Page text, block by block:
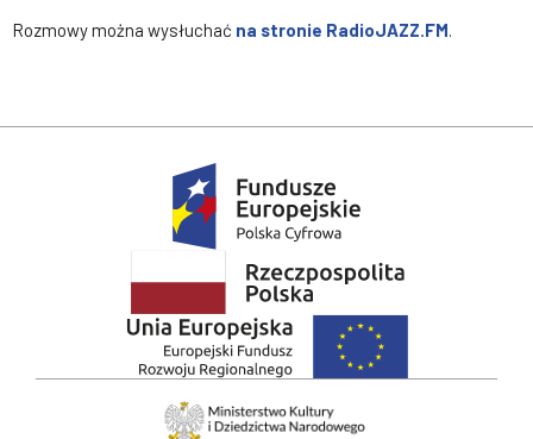
Rozmowy można wysłuchać na stronie RadioJAZZ.FM.